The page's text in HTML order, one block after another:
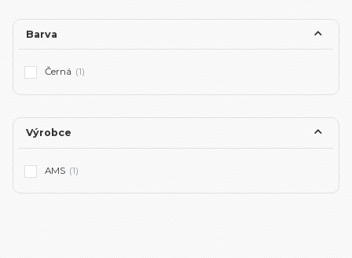
Barva
Černá (1)
Výrobce
AMS (1)